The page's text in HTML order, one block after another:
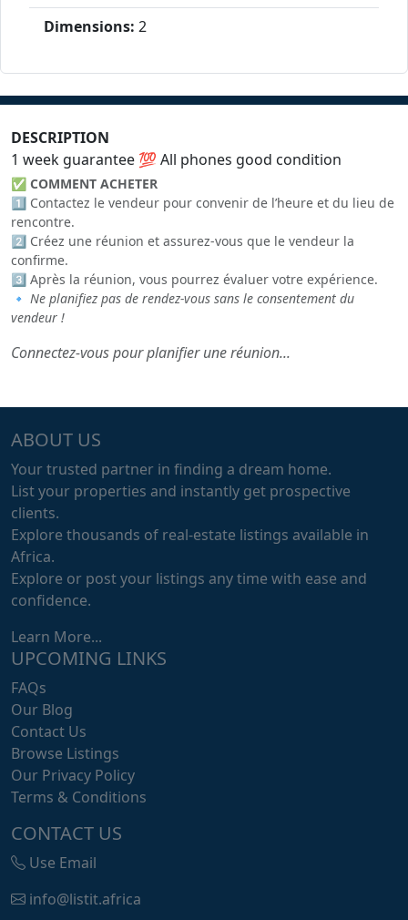
Dimensions: 2
DESCRIPTION
1 week guarantee 💯 All phones good condition
✅ COMMENT ACHETER
1️⃣ Contactez le vendeur pour convenir de l’heure et du lieu de
rencontre.
2️⃣ Créez une réunion et assurez-vous que le vendeur la
confirme.
3️⃣ Après la réunion, vous pourrez évaluer votre expérience.
🔹 Ne planifiez pas de rendez-vous sans le consentement du
vendeur !
Connectez-vous pour planifier une réunion...
ABOUT US
Your trusted partner in finding a dream home.
List your properties and instantly get prospective
clients.
Explore thousands of real-estate listings available in
Africa.
Explore or post your listings any time with ease and
confidence.
Learn More...
UPCOMING LINKS
FAQs
Our Blog
Contact Us
Browse Listings
Our Privacy Policy
Terms & Conditions
CONTACT US
Use Email
info@listit.africa